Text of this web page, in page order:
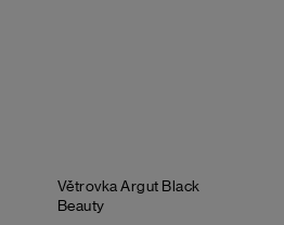
Větrovka Argut Black
Beauty